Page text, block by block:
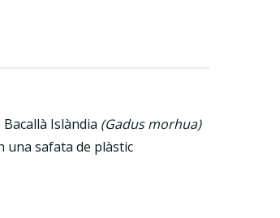
Islàndia (Gadus morhua)
una safata de plàstic